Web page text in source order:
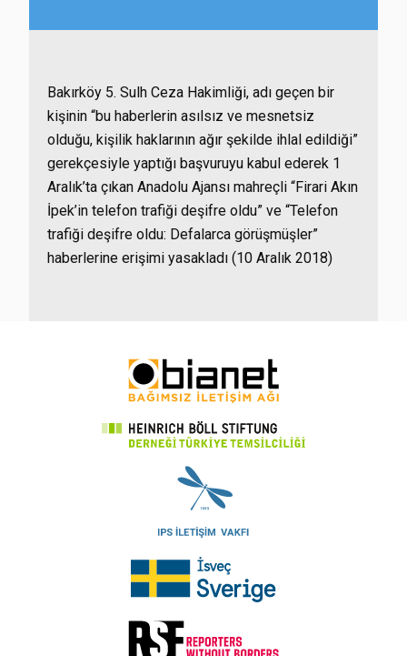
Bakırköy 5. Sulh Ceza Hakimliği, adı geçen bir
kişinin “bu haberlerin asılsız ve mesnetsiz
olduğu, kişilik haklarının ağır şekilde ihlal edildiği”
gerekçesiyle yaptığı başvuruyu kabul ederek 1
Aralık’ta çıkan Anadolu Ajansı mahreçli “Firari Akın
İpek’in telefon trafiği deşifre oldu” ve “Telefon
trafiği deşifre oldu: Defalarca görüşmüşler”
haberlerine erişimi yasakladı (10 Aralık 2018)